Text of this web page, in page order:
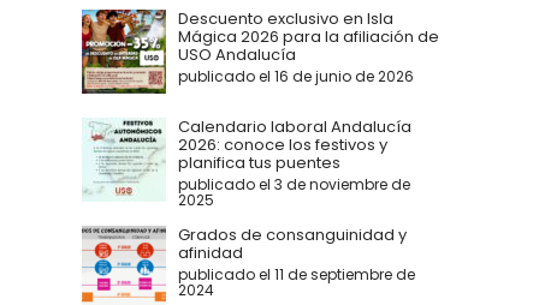
Descuento exclusivo en Isla
Mágica 2026 para la afiliación de
USO Andalucía
publicado el 16 de junio de 2026
Calendario laboral Andalucía
2026: conoce los festivos y
planifica tus puentes
publicado el 3 de noviembre de
2025
Grados de consanguinidad y
afinidad
publicado el 11 de septiembre de
2024